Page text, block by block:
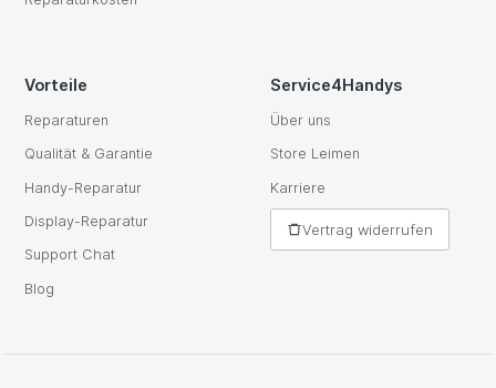
Vorteile
Reparaturen
Qualität & Garantie
Handy-Reparatur
Display-Reparatur
Support Chat
Blog
Service4Handys
Über uns
Store Leimen
Karriere
Vertrag widerrufen